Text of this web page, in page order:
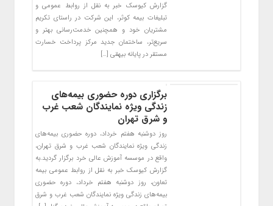
گزارش کیوسک خبر به نقل از روابط‌ عمومی و
تبلیغات بیمه کوثر، این شرکت در راستای تکریم
مشتریان خود و همچنین خدمت‌رسانی بهتر و
سریع‌تر، ساختمان جدید مرکز پرداخت خسارت
مستقر در پایانه بیهقی […]
برگزاری دوره حضوری بیمه‌های
زندگی ویژه نمایندگان شعب غرب
و شرق تهران
روز دوشنبه هفتم خرداد، دوره حضوری بیمه‌های
زندگی ویژه نمایندگان شعب غرب و شرق تهران،
واقع در موسسه آموزش عالی خرد برگزار گردید.به
گزارش کیوسک خبر به نقل از روابط عمومی بیمه
تعاون، روز دوشنبه هفتم خرداد، دوره حضوری
بیمه‌های زندگی ویژه نمایندگان شعب غرب و شرق